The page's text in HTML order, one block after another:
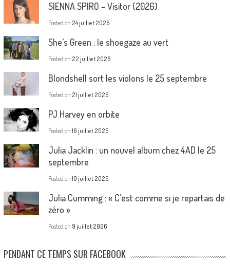
SIENNA SPIRO – Visitor (2026)
Posted on 24 juillet 2026
She’s Green : le shoegaze au vert
Posted on 22 juillet 2026
Blondshell sort les violons le 25 septembre
Posted on 21 juillet 2026
PJ Harvey en orbite
Posted on 16 juillet 2026
Julia Jacklin : un nouvel album chez 4AD le 25
septembre
Posted on 10 juillet 2026
Julia Cumming : « C’est comme si je repartais de
zéro »
Posted on 9 juillet 2026
PENDANT CE TEMPS SUR FACEBOOK